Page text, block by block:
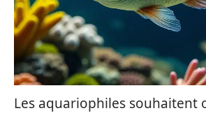
Les aquariophiles souhaitent